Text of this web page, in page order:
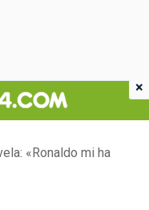
«Ronaldo mi ha
×